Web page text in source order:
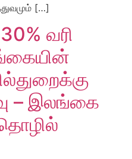
[…]
வரி
– இலங்கை